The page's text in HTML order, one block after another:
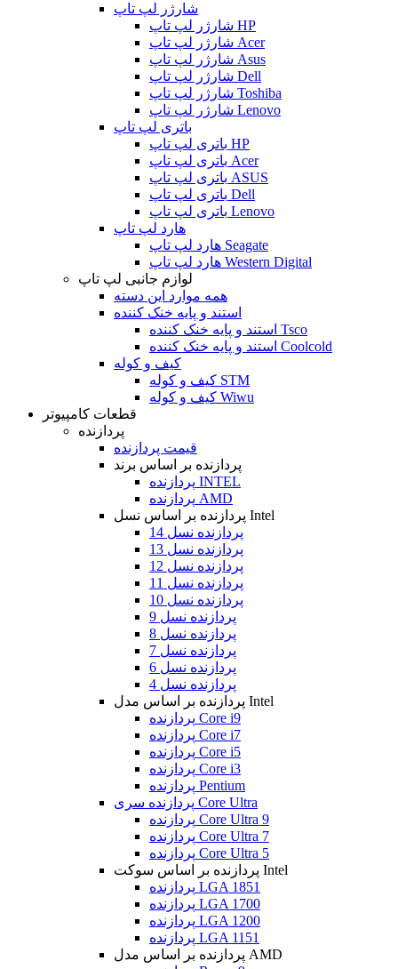
شارژر لپ تاپ
شارژر لپ تاپ HP
شارژر لپ تاپ Acer
شارژر لپ تاپ Asus
شارژر لپ تاپ Dell
شارژر لپ تاپ Toshiba
شارژر لپ تاپ Lenovo
باتری لپ تاپ
باتری لپ تاپ HP
باتری لپ تاپ Acer
باتری لپ تاپ ASUS
باتری لپ تاپ Dell
باتری لپ تاپ Lenovo
هارد لپ تاپ
هارد لپ تاپ Seagate
هارد لپ تاپ Western Digital
لوازم جانبی لپ تاپ
همه موارد این دسته
استند و پایه خنک کننده
استند و پایه خنک کننده Tsco
استند و پایه خنک کننده Coolcold
کیف و کوله
کیف و کوله STM
کیف و کوله Wiwu
قطعات کامپیوتر
پردازنده
قیمت پردازنده
پردازنده بر اساس برند
پردازنده INTEL
پردازنده AMD
پردازنده بر اساس نسل Intel
پردازنده نسل 14
پردازنده نسل 13
پردازنده نسل 12
پردازنده نسل 11
پردازنده نسل 10
پردازنده نسل 9
پردازنده نسل 8
پردازنده نسل 7
پردازنده نسل 6
پردازنده نسل 4
پردازنده بر اساس مدل Intel
پردازنده Core i9
پردازنده Core i7
پردازنده Core i5
پردازنده Core i3
پردازنده Pentium
پردازنده سری Core Ultra
پردازنده Core Ultra 9
پردازنده Core Ultra 7
پردازنده Core Ultra 5
پردازنده بر اساس سوکت Intel
پردازنده LGA 1851
پردازنده LGA 1700
پردازنده LGA 1200
پردازنده LGA 1151
پردازنده بر اساس مدل AMD